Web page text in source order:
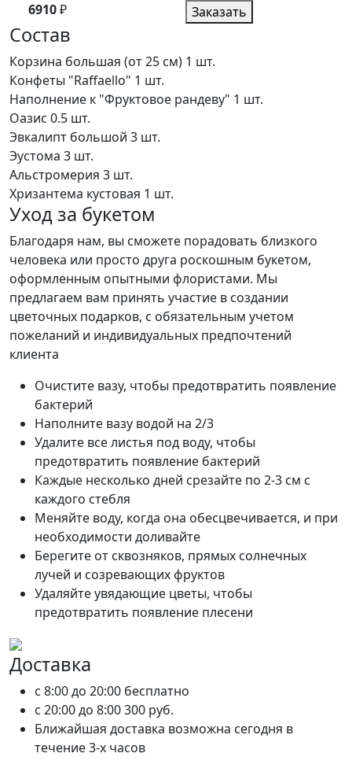
6910₽ Заказать
Состав
Корзина большая (от 25 см) 1 шт.
Конфеты "Raffaello" 1 шт.
Наполнение к "Фруктовое рандеву" 1 шт.
Оазис 0.5 шт.
Эвкалипт большой 3 шт.
Эустома 3 шт.
Альстромерия 3 шт.
Хризантема кустовая 1 шт.
Уход за букетом
Благодаря нам, вы сможете порадовать близкого
человека или просто друга роскошным букетом,
оформленным опытными флористами. Мы
предлагаем вам принять участие в создании
цветочных подарков, с обязательным учетом
пожеланий и индивидуальных предпочтений
клиента
Очистите вазу, чтобы предотвратить появление
бактерий
Наполните вазу водой на 2/3
Удалите все листья под воду, чтобы
предотвратить появление бактерий
Каждые несколько дней срезайте по 2-3 см с
каждого стебля
Меняйте воду, когда она обесцвечивается, и при
необходимости доливайте
Берегите от сквозняков, прямых солнечных
лучей и созревающих фруктов
Удаляйте увядающие цветы, чтобы
предотвратить появление плесени
Доставка
c 8:00 до 20:00 бесплатно
c 20:00 до 8:00300 руб.
Ближайшая доставка возможна сегодня в
течение 3-х часов